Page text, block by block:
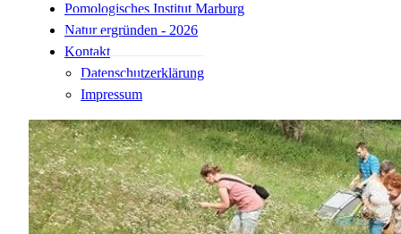
Pomologisches Institut Marburg
Natur ergründen - 2026
Kontakt
Datenschutzerklärung
Impressum